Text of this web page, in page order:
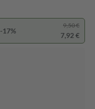
-17%
9,50 €
7,92 €